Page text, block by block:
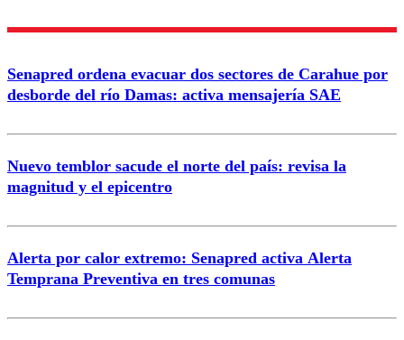
Nombre
Correo
Senapred ordena evacuar dos sectores de Carahue por
desborde del río Damas: activa mensajería SAE
Nuevo temblor sacude el norte del país: revisa la
magnitud y el epicentro
Alerta por calor extremo: Senapred activa Alerta
Temprana Preventiva en tres comunas